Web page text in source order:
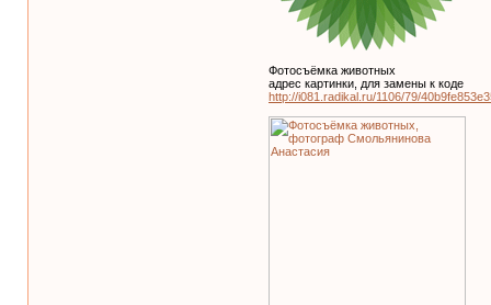
Фотосъёмка животных
адрес картинки, для замены к коде
http://i081.radikal.ru/1106/79/